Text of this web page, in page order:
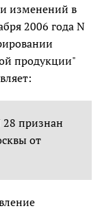
изменений в
2006 года N
продукции"
28 признан
от